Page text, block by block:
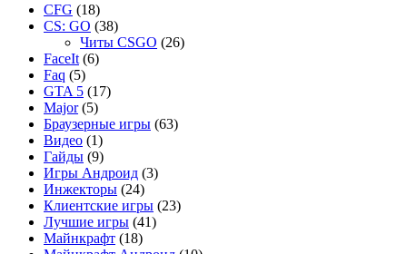
CFG (18)
CS: GO (38)
Читы CSGO (26)
FaceIt (6)
Faq (5)
GTA 5 (17)
Major(5)
Браузерные игры (63)
Видео (1)
Гайды (9)
Игры Андроид (3)
Инжекторы (24)
Клиентские игры (23)
Лучшие игры (41)
Майнкрафт (18)